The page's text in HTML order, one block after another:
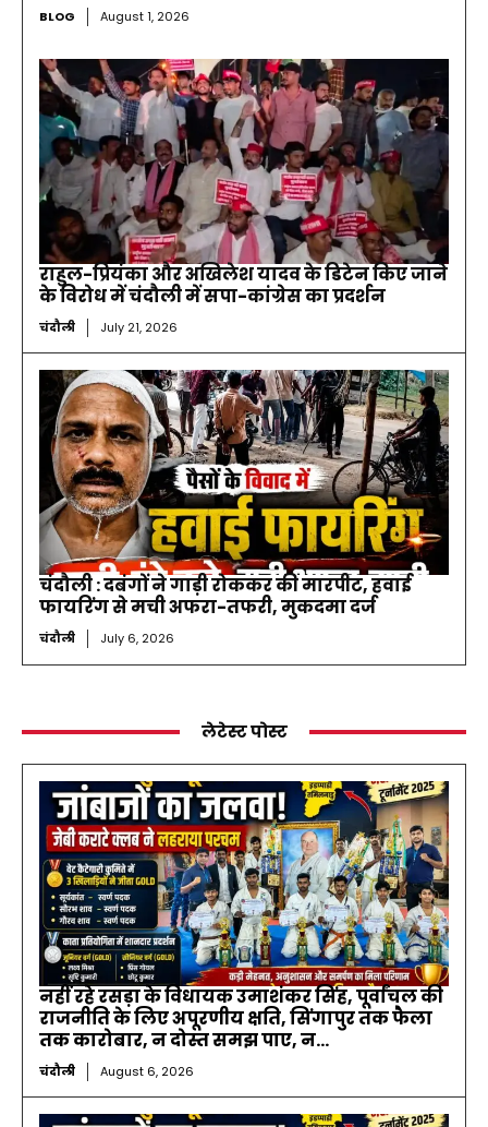
BLOG August 1, 2026
राहुल-प्रियंका और अखिलेश यादव के डिटेन किए जाने
के विरोध में चंदौली में सपा-कांग्रेस का प्रदर्शन
चंदौली July 21, 2026
चंदौली : दबंगों ने गाड़ी रोककर की मारपीट, हवाई
फायरिंग से मची अफरा-तफरी, मुकदमा दर्ज
चंदौली July 6, 2026
लेटेस्ट पोस्ट
नहीं रहे रसड़ा के विधायक उमाशंकर सिंह, पूर्वांचल की
राजनीति के लिए अपूरणीय क्षति, सिंगापुर तक फैला
तक कारोबार, न दोस्त समझ पाए, न...
चंदौली August 6, 2026